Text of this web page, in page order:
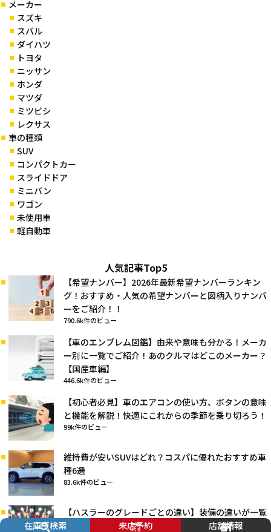
メーカー
スズキ
スバル
ダイハツ
トヨタ
ニッサン
ホンダ
マツダ
ミツビシ
レクサス
車の種類
SUV
コンパクトカー
スライドドア
ミニバン
ワゴン
未使用車
軽自動車
人気記事Top5
【希望ナンバー】2026年最新希望ナンバーランキン
グ！おすすめ・人気の希望ナンバーと図柄入りナンバ
ーをご紹介！！
790.6k件のビュー
【車のエンブレム図鑑】由来や意味も分かる！メーカ
ー別に一覧でご紹介！あのクルマはどこのメーカー？
【国産車編】
446.6k件のビュー
【初心者必見】車のエアコンの使い方、ボタンの意味
と機能を解説！快適にこれからの季節を乗り切ろう！
99k件のビュー
維持費が安いSUVはどれ？コスパに優れたおすすめ車
種6選
83.6k件のビュー
【ハスラーのグレードごとの違い】装備の違いが一覧
で全てわかる！1882人が選んだハスラーのおすすめグ
在庫車検索 来店予約 店舗情報